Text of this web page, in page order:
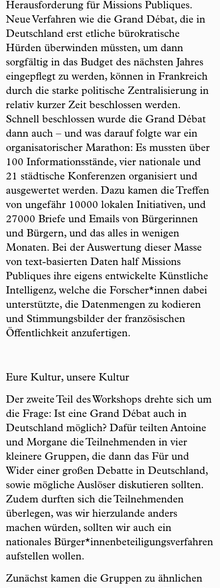
Herausforderung für Missions Publiques.
Neue Verfahren wie die Grand Débat, die in
Deutschland erst etliche bürokratische
Hürden überwinden müssten, um dann
sorgfältig in das Budget des nächsten Jahres
eingepflegt zu werden, können in Frankreich
durch die starke politische Zentralisierung in
relativ kurzer Zeit beschlossen werden.
Schnell beschlossen wurde die Grand Débat
dann auch – und was darauf folgte war ein
organisatorischer Marathon: Es mussten über
100 Informationsstände, vier nationale und
21 städtische Konferenzen organisiert und
ausgewertet werden. Dazu kamen die Treffen
von ungefähr 10000 lokalen Initiativen, und
27000 Briefe und Emails von Bürgerinnen
und Bürgern, und das alles in wenigen
Monaten. Bei der Auswertung dieser Masse
von text-basierten Daten half Missions
Publiques ihre eigens entwickelte Künstliche
Intelligenz, welche die Forscher*innen dabei
unterstützte, die Datenmengen zu kodieren
und Stimmungsbilder der französischen
Öffentlichkeit anzufertigen.
Eure Kultur, unsere Kultur
Der zweite Teil des Workshops drehte sich um
die Frage: Ist eine Grand Débat auch in
Deutschland möglich? Dafür teilten Antoine
und Morgane die Teilnehmenden in vier
kleinere Gruppen, die dann das Für und
Wider einer großen Debatte in Deutschland,
sowie mögliche Auslöser diskutieren sollten.
Zudem durften sich die Teilnehmenden
überlegen, was wir hierzulande anders
machen würden, sollten wir auch ein
nationales Bürger*innenbeteiligungsverfahren
aufstellen wollen.
Zunächst kamen die Gruppen zu ähnlichen